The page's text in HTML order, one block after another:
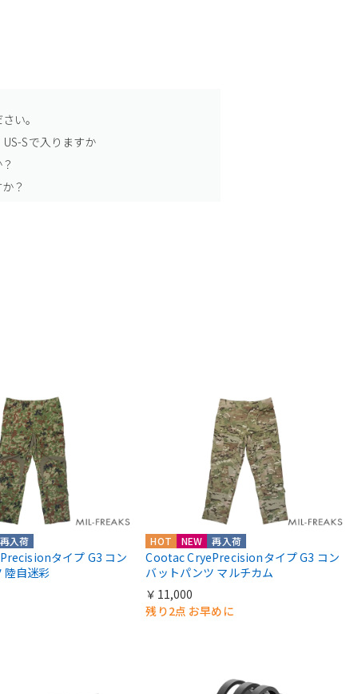
い。
Sで入りますか
？
再入荷
タイプ G3 コン
陸自迷彩
HOT NEW 再入荷
Cootac CryePrecisionタイプ G3 コン
バットパンツ マルチカム
￥11,000
残り2点 お早めに